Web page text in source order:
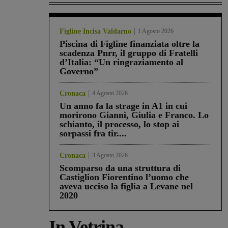
Figline Incisa Valdarno 1 Agosto 2026
Piscina di Figline finanziata oltre la
scadenza Pnrr, il gruppo di Fratelli
d’Italia: “Un ringraziamento al
Governo”
Cronaca 4 Agosto 2026
Un anno fa la strage in A1 in cui
morirono Gianni, Giulia e Franco. Lo
schianto, il processo, lo stop ai
sorpassi fra tir....
Cronaca 3 Agosto 2026
Scomparso da una struttura di
Castiglion Fiorentino l’uomo che
aveva ucciso la figlia a Levane nel
2020